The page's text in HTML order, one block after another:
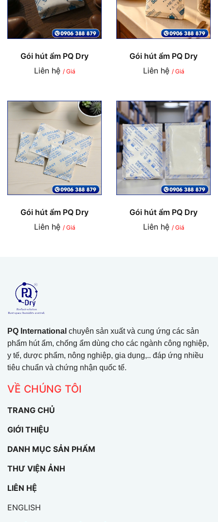
Gói hút ẩm PQ Dry
Liên hệ / Giá
Gói hút ẩm PQ Dry
Liên hệ / Giá
Gói hút ẩm PQ Dry
Liên hệ / Giá
Gói hút ẩm PQ Dry
Liên hệ / Giá
PQ International chuyên sản xuất và cung ứng các sản
phẩm hút ẩm, chống ẩm dùng cho các ngành công nghiệp,
y tế, dược phẩm, nông nghiệp, gia dụng,.. đáp ứng nhiều
tiêu chuẩn và chứng nhận quốc tế.
VỀ CHÚNG TÔI
TRANG CHỦ
GIỚI THIỆU
DANH MỤC SẢN PHẨM
THƯ VIỆN ẢNH
LIÊN HỆ
ENGLISH